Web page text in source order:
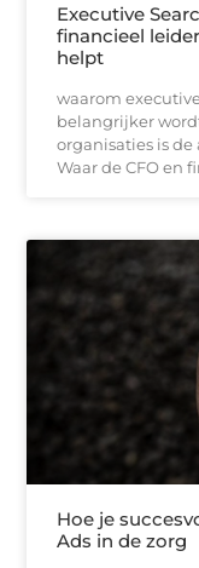
Executive
financieel
helpt
waarom
belangrijker
organisaties is
Waar de CFO en
Hoe je
Ads in de zorg